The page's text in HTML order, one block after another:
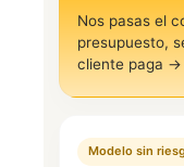
Nos pasas el
presupuesto,
cliente paga →
Modelo sin